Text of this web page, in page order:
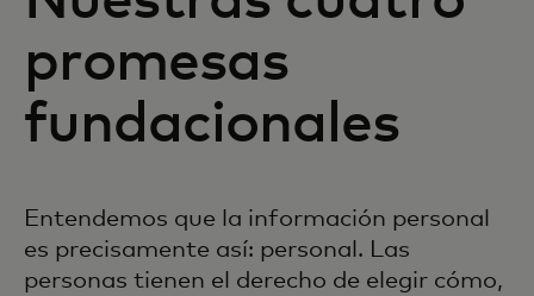
promesas
fundacionales
Entendemos que la información personal
es precisamente así: personal. Las
personas tienen el derecho de elegir cómo,